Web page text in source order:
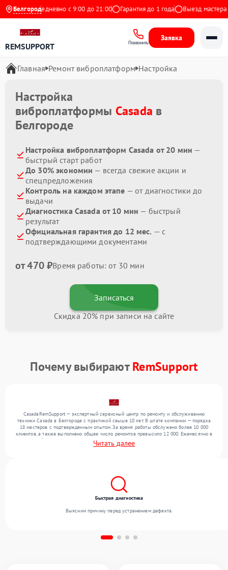
Белгород
Ежедневно с 9:00 до 21:00 Гарантия до 1 года Выезд мастера
REMSUPPORT Позвонить
Заявка
Главная Ремонт виброплатформ Настройка
Настройка
виброплатформы Casada в
Белгороде
Настройка виброплатформ Casada от 20 мин —
быстрый старт работ
До 30% экономии — всегда свежие акции и
спецпредложения
Контроль на каждом этапе — от диагностики до
выдачи
Диагностика Casada от 10 мин — быстрый
результат
Официальная гарантия до 12 мес. — с
подтверждающими документами
от 470 ₽Время работы: от 30 мин
Записаться
Скидка 20% при записи на сайте
Почему выбираютRemSupport
CasadaRemSupport — экспертный сервисный центр по ремонту и обслуживанию
техники Casada в Белгороде с практикой свыше 10 лет. В штате компании — порядка
18 мастеров с подтвержденным опытом. За время работы обслужено более 10 000
клиентов, а также выполнено общее число ремонтов превысило 12 000. Ежемесячно в
сервисный центр поступает свыше 300 единиц техники, включая , , . Мы беремся за
задачи любой сложности и обеспечиваем надежный результат благодаря
Читать далее
Быстрая диагностика
Выясним причину перед устранением дефекта.